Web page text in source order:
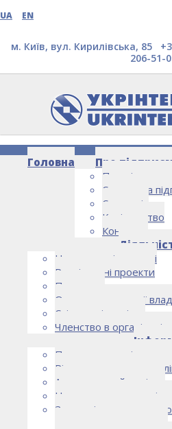
UA EN
м. Київ, вул. Кирилівська, 85
206-51-
Головна
Про
Про
Структура
Стратегія
Керівництво
Контакти
Напрямки діяльності
Реалізовані проекти
Партнери
Органи державної
Спільна діяльність
Членство в
Правоустановчі
Рішення органу
Аудиторський комітет
Нормативно-правові
Загальні умови
БУРШТИНСЬКА